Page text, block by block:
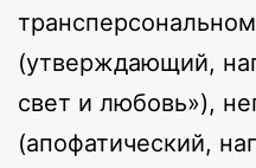
(утверждающий,
свет и любовь»),
(апофатический,